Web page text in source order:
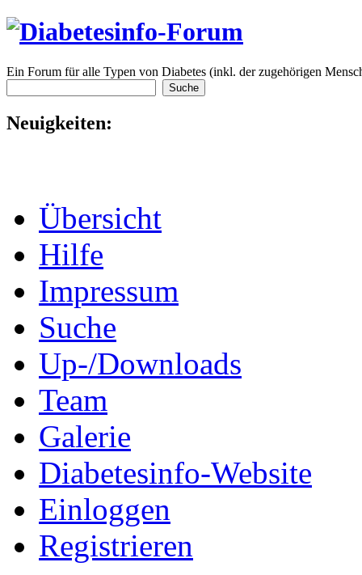
Ein Forum für alle Typen von Diabetes (inkl. der zugehörigen
Neuigkeiten:
Übersicht
Hilfe
Impressum
Suche
Up-/Downloads
Team
Galerie
Diabetesinfo-Website
Einloggen
Registrieren